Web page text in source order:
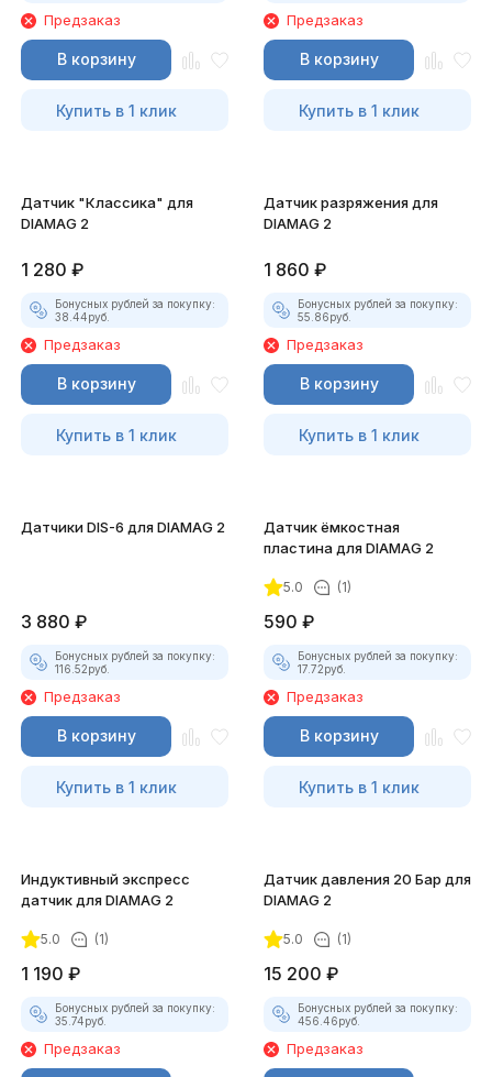
Предзаказ
В корзину
Купить в 1 клик
Предзаказ
В корзину
Купить в 1 клик
Датчик "Классика" для
DIAMAG 2
1 280 ₽
Бонусных рублей за покупку:
38.44руб.
Предзаказ
В корзину
Купить в 1 клик
Датчик разряжения для
DIAMAG 2
1 860 ₽
Бонусных рублей за покупку:
55.86руб.
Предзаказ
В корзину
Купить в 1 клик
Датчики DIS-6 для DIAMAG 2
3 880 ₽
Бонусных рублей за покупку:
116.52руб.
Предзаказ
В корзину
Купить в 1 клик
Датчик ёмкостная
пластина для DIAMAG 2
5.0 (1)
590 ₽
Бонусных рублей за покупку:
17.72руб.
Предзаказ
В корзину
Купить в 1 клик
Индуктивный экспресс
датчик для DIAMAG 2
5.0 (1)
1 190 ₽
Бонусных рублей за покупку:
35.74руб.
Предзаказ
Датчик давления 20 Бар для
DIAMAG 2
5.0 (1)
15 200 ₽
Бонусных рублей за покупку:
456.46руб.
Предзаказ